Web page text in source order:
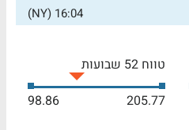
16:04 (NY)
טווח 52 שבועות
205.77
98.86